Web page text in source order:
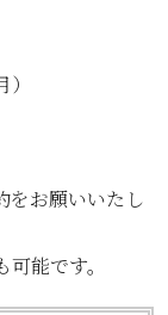
をお願いいたし
能です。